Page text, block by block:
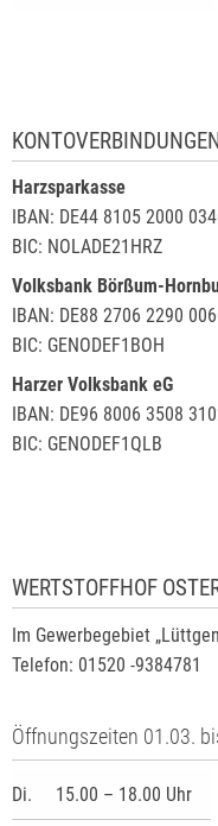
Harzsparkasse
IBAN: DE44 8105 2000
BIC: NOLADE21HRZ
Volksbank Börßum-
IBAN: DE88 2706 2290
BIC: GENODEF1BOH
Harzer Volksbank eG
IBAN: DE96 8006 3508
BIC: GENODEF1QLB
WERTSTOFFHOF
Im Gewerbegebiet
Telefon: 01520 -9384781
Öffnungszeiten 01.03.
Di. 15.00 – 18.00 Uhr